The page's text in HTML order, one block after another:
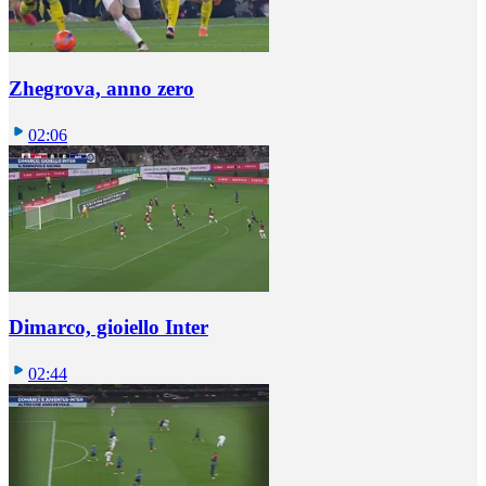
Zhegrova, anno zero
02:06
Dimarco, gioiello Inter
02:44